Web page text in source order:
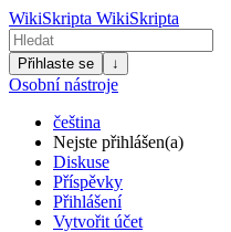
WikiSkripta WikiSkripta
Přihlaste se ↓
Osobní nástroje
čeština
Nejste přihlášen(a)
Diskuse
Příspěvky
Přihlášení
Vytvořit účet